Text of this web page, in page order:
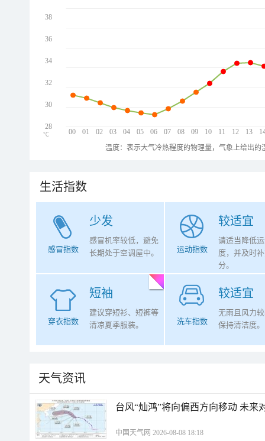
00 01 02 03 04 05 06 07 08 09 10 11 12 13
38
36
34
32
30
28
℃
温度：表示大气冷热程度的物理量，气象上给出
生活指数
少发
感冒指数
感冒机率较低，避免
长期处于空调屋中。
较适宜
运动指数
请适当降低
度，并及时
分。
短袖
穿衣指数
建议穿短衫、短裤等
清凉夏季服装。
较适宜
洗车指数
无雨且风力
保持清洁度。
天气资讯
台风“灿鸿”将向偏西方向移动 未来
中国天气网 2026-08-08 18:18